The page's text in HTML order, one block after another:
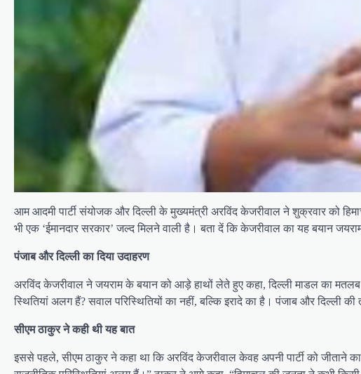
आम आदमी पार्टी संयोजक और दिल्ली के मुख्यमंत्री अरविंद केजरीवाल ने शुक्रवार को
भी एक ‘ईमानदार सरकार’ जल्द मिलने वाली है। बता दें कि केजरीवाल का यह बयान
पंजाब और दिल्ली का दिया उदाहरण
अरविंद केजरीवाल ने जयराम के बयान को आड़े हाथों लेते हुए कहा, दिल्ली माडल का
स्थितियां अलग हैं? सवाल परिस्थितियों का नहीं, बल्कि इरादे का है। पंजाब और दिल्ली
सीएम ठाकुर ने कही थी यह बात
इससे पहले, सीएम ठाकुर ने कहा था कि अरविंद केजरीवाल केवह अपनी पार्टी को जीताने